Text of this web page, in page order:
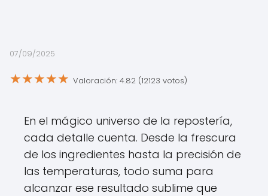
07/09/2025
★★★★★ Valoración: 4.82 (12123 votos)
En el mágico universo de la repostería,
cada detalle cuenta. Desde la frescura
de los ingredientes hasta la precisión de
las temperaturas, todo suma para
alcanzar ese resultado sublime que